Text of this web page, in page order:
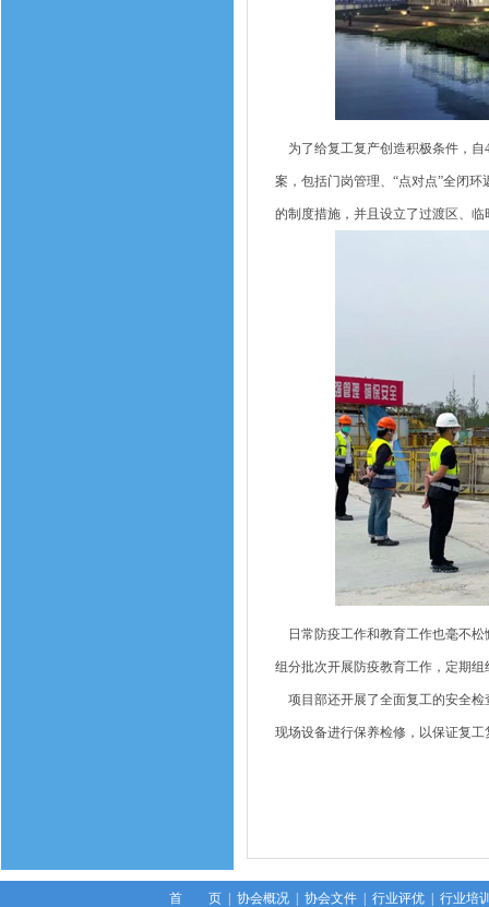
为了给复工复产创造积极条件，自
案，包括门岗管理、“点对点”全闭
的制度措施，并且设立了过渡区、
日常防疫工作和教育工作也毫不松
组分批次开展防疫教育工作，定期
项目部还开展了全面复工的安全检
现场设备进行保养检修，以保证复工
首 页| 协会概况| 协会文件| 行业评优| 行业培